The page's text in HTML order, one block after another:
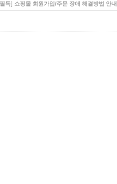
독] 쇼핑몰 회원가입/주문 장애 해결방법 안내